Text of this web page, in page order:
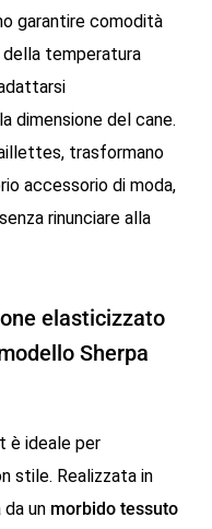
garantire comodità
della temperatura
dimensione del cane.
trasformano
accessorio di moda,
rinunciare alla
elasticizzato
Sherpa
è ideale per
stile. Realizzata in
un morbido tessuto